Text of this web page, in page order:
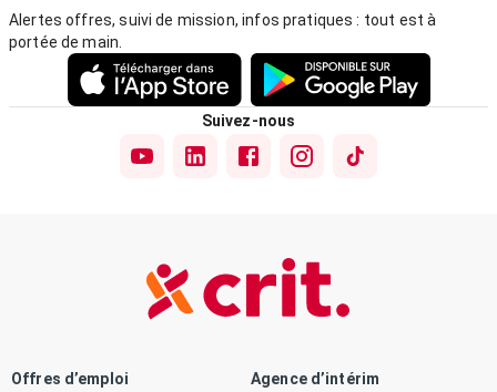
Alertes offres, suivi de mission, infos pratiques : tout est à
portée de main.
Suivez-nous
Offres d’emploi Agence d’intérim